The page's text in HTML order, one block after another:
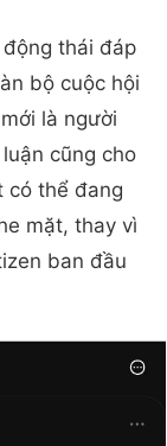
thái đáp
bộ cuộc hội
là người
cũng cho
có thể đang
mặt, thay vì
ban đầu